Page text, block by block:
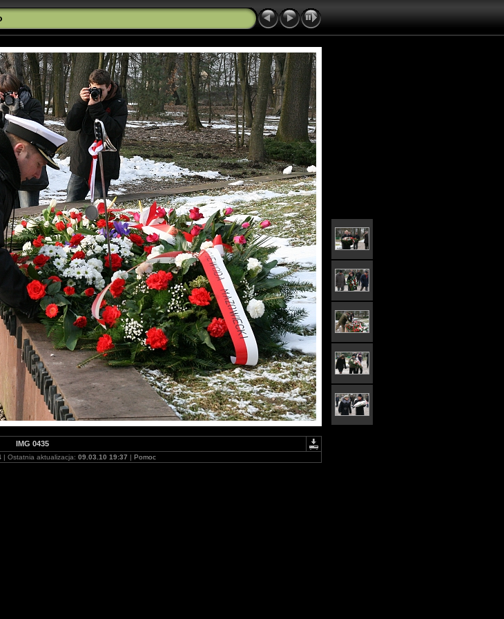
IMG 0435
| Ostatnia aktualizacja: 09.03.10 19:37 | Pomoc